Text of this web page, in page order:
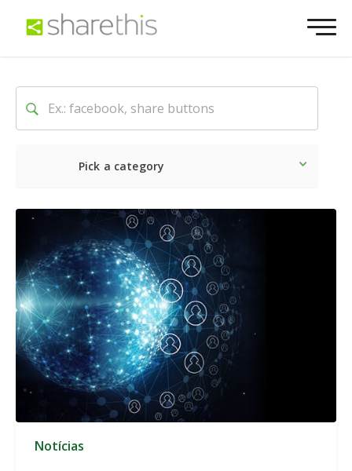
Pick a category
O mais recente Social
Notícias